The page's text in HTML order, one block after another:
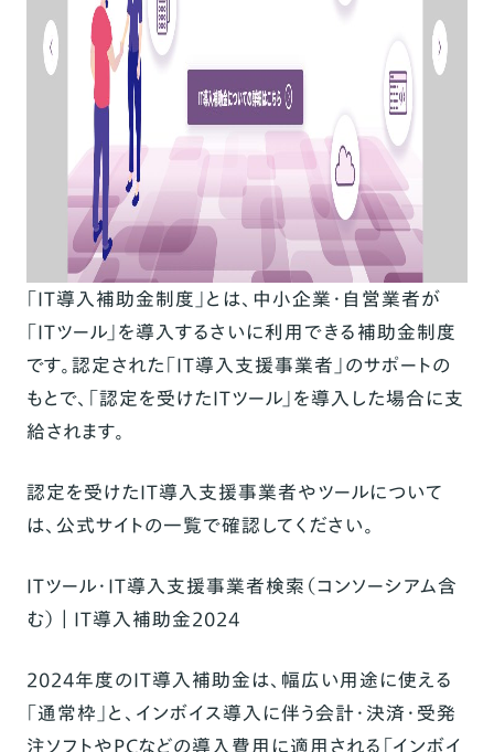
「IT導入補助金制度」とは、中小企業・自営業者が
「ITツール」を導入するさいに利用できる補助金制度
です。認定された「IT導入支援事業者」のサポートの
もとで、「認定を受けたITツール」を導入した場合に支
給されます。
認定を受けたIT導入支援事業者やツールについて
は、公式サイトの一覧で確認してください。
ITツール・IT導入支援事業者検索（コンソーシアム含
む） ｜ IT導入補助金2024
2024年度のIT導入補助金は、幅広い用途に使える
「通常枠」と、インボイス導入に伴う会計・決済・受発
注ソフトやPCなどの導入費用に適用される「インボイ